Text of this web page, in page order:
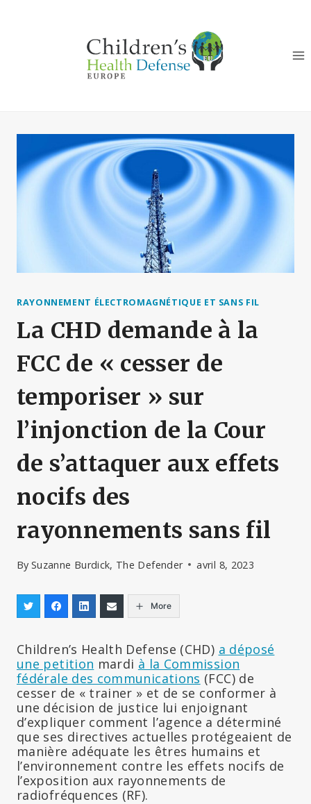
RAYONNEMENT ÉLECTROMAGNÉTIQUE ET SANS FIL
La CHD demande à la
FCC de « cesser de
temporiser » sur
l’injonction de la Cour
de s’attaquer aux effets
nocifs des
rayonnements sans fil
By Suzanne Burdick, The Defender avril 8, 2023
More
Children’s Health Defense (CHD) a déposé
une petition mardi à la Commission
fédérale des communications (FCC) de
cesser de « trainer » et de se conformer à
une décision de justice lui enjoignant
d’expliquer comment l’agence a déterminé
que ses directives actuelles protégeaient de
manière adéquate les êtres humains et
l’environnement contre les effets nocifs de
l’exposition aux rayonnements de
radiofréquences (RF).